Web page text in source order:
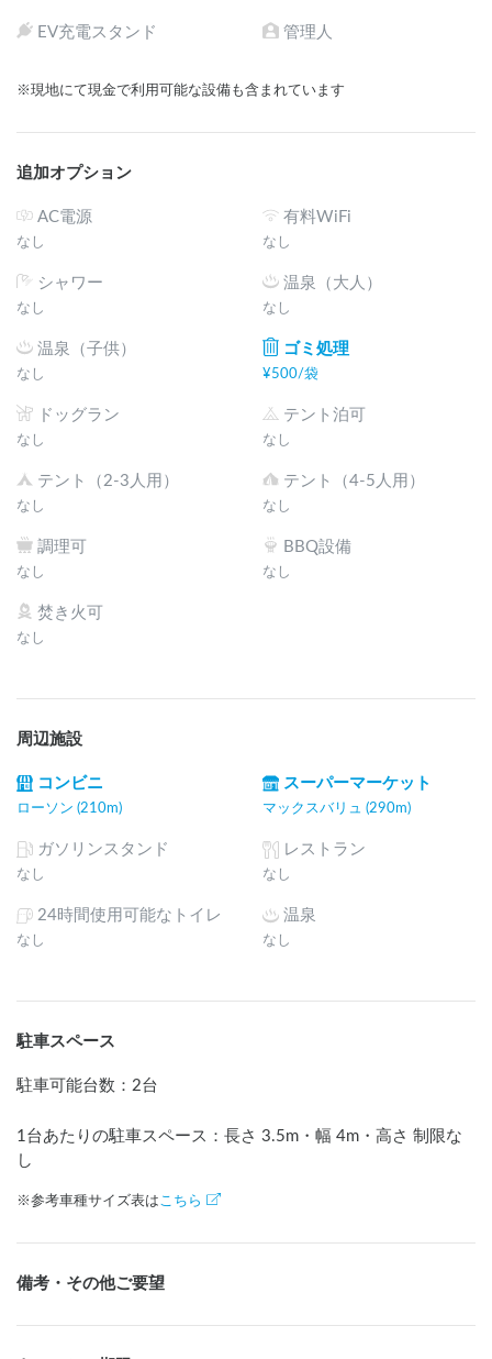
EV充電スタンド 管理人
※現地にて現金で利用可能な設備も含まれています
追加オプション
AC電源
なし
有料WiFi
なし
シャワー
なし
温泉（大人）
なし
温泉（子供）
なし
ゴミ処理
¥500/袋
ドッグラン
なし
テント泊可
なし
テント（2-3人用）
なし
テント（4-5人用）
なし
調理可
なし
BBQ設備
なし
焚き火可
なし
周辺施設
コンビニ
ローソン (210m)
スーパーマーケット
マックスバリュ (290m)
ガソリンスタンド
なし
レストラン
なし
24時間使用可能なトイレ
なし
温泉
なし
駐車スペース
駐車可能台数 ： 2台
1台あたりの駐車スペース：長さ 3.5m ・幅 4m ・高さ 制限な
し
※参考車種サイズ表は こちら
備考・その他ご要望